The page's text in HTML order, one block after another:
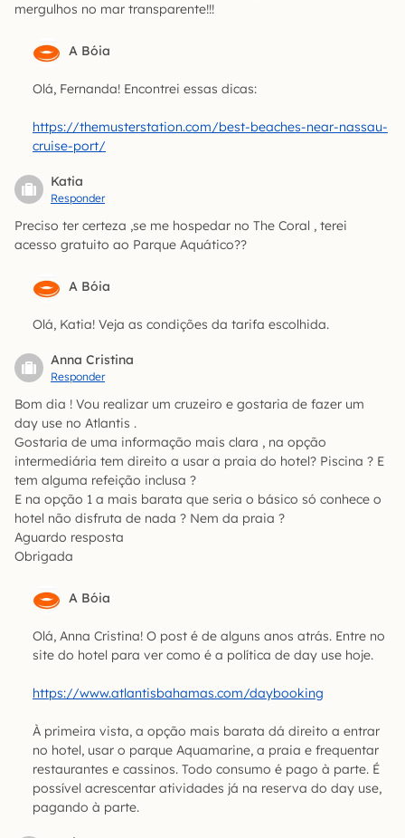
mergulhos no mar transparente!!!
A Bóia
Olá, Fernanda! Encontrei essas dicas:
https://themusterstation.com/best-beaches-near-nassau-
cruise-port/
Katia
Responder
Preciso ter certeza ,se me hospedar no The Coral , terei
acesso gratuito ao Parque Aquático??
A Bóia
Olá, Katia! Veja as condições da tarifa escolhida.
Anna Cristina
Responder
Bom dia ! Vou realizar um cruzeiro e gostaria de fazer um
day use no Atlantis .
Gostaria de uma informação mais clara , na opção
intermediária tem direito a usar a praia do hotel? Piscina ? E
tem alguma refeição inclusa ?
E na opção 1 a mais barata que seria o básico só conhece o
hotel não disfruta de nada ? Nem da praia ?
Aguardo resposta
Obrigada
A Bóia
Olá, Anna Cristina! O post é de alguns anos atrás. Entre no
site do hotel para ver como é a política de day use hoje.
https://www.atlantisbahamas.com/daybooking
À primeira vista, a opção mais barata dá direito a entrar
no hotel, usar o parque Aquamarine, a praia e frequentar
restaurantes e cassinos. Todo consumo é pago à parte. É
possível acrescentar atividades já na reserva do day use,
pagando à parte.